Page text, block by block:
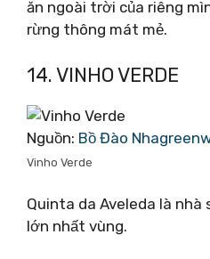
ăn ngoài trời của riêng
rừng thông mát mẻ.
14. VINHO VERDE
Nguồn: Bồ Đào
Vinho Verde
Quinta da Aveleda là nhà
lớn nhất vùng.